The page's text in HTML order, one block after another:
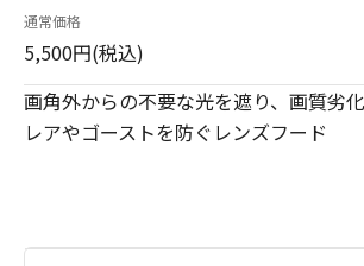
通常価格
5,500円(税込)
画角外からの不要な光を遮り、画質劣
レアやゴーストを防ぐレンズフード